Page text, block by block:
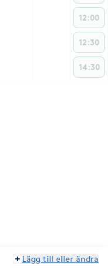
12:00
12:30
14:30
Lägg till eller ändra